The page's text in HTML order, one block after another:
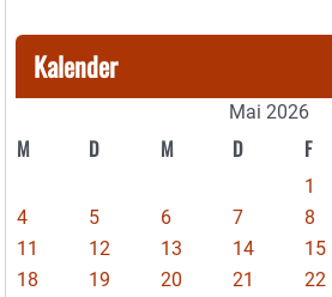
Kalender
Mai 2026
M D M D F
1
4
5 6 7 8
11
12 13 14 15
18
19 20 21 22